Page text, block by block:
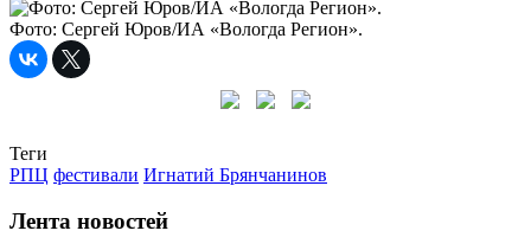
Фото: Сергей Юров/ИА «Вологда Регион».
Теги
РПЦ фестивали Игнатий Брянчанинов
Лента новостей